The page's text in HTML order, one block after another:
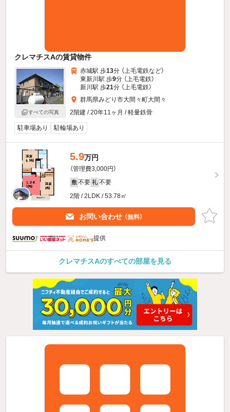
クレマチスAの賃貸物件
すべての写真
赤城駅 歩13分 （上毛電鉄など）
東新川駅 歩9分 （上毛電鉄）
新川駅 歩21分 （上毛電鉄）
群馬県みどり市大間々町大間々
2階建 / 20年11ヶ月 / 軽量鉄骨
駐車場あり 駐輪場あり
5.9万円
（管理費3,000円）
敷 不要 礼 不要
2階 / 2LDK / 53.78㎡
お問い合わせ （無料）
提供
クレマチスAのすべての部屋を見る